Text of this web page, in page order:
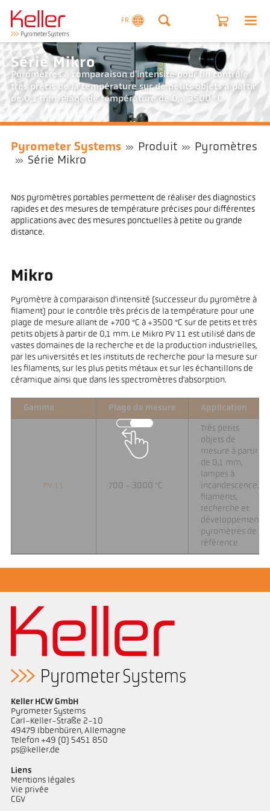
FR
Série Mikro
Pyromètres à comparaison d'intensité pour un contrôle
très précis de la température sur de petits objets à partir
de 0,1 mm. Plage de température de 0 à 3500 °C
Pyrometer Systems Produit
Pyromètres
Série Mikro
Nos pyromètres portables permettent de réaliser des diagnostics
rapides et des mesures de température précises pour différentes
applications avec des mesures ponctuelles à petite ou grande
distance.
Mikro
Pyromètre à comparaison d'intensité (successeur du pyromètre à
filament) pour le contrôle très précis de la température pour une
plage de mesure allant de +700 °C à +3500 °C sur de petits et très
petits objets à partir de 0,1 mm. Le Mikro PV 11 est utilisé dans de
vastes domaines de la recherche et de la production industrielles,
par les universités et les instituts de recherche pour la mesure sur
les filaments, sur les plus petits métaux et sur les échantillons de
céramique ainsi que dans les spectromètres d'absorption.
Gamme Plage de mesure Application
PV 11 700 - 3000 °C
Très petits
objets de
mesure à partir
de 0,1 mm,
lampes à
incandescence,
filaments,
recherche et
développement,
pyromètres de
référence
Keller HCW GmbH
Pyrometer Systems
Carl-Keller-Straße 2-10
49479 Ibbenbüren, Allemagne
Telefon +49 (0) 5451 850
ps@keller.de
Liens
Mentions légales
Vie privée
CGV